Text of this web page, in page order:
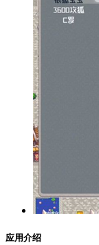
应用介绍